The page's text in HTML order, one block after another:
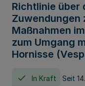
Richtlinie über
Zuwendungen
Maßnahmen
zum Umgang
Hornisse
In Kraft Seit